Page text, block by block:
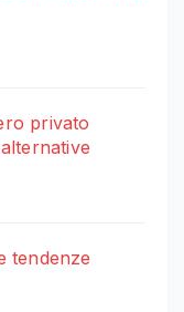
privato
tendenze